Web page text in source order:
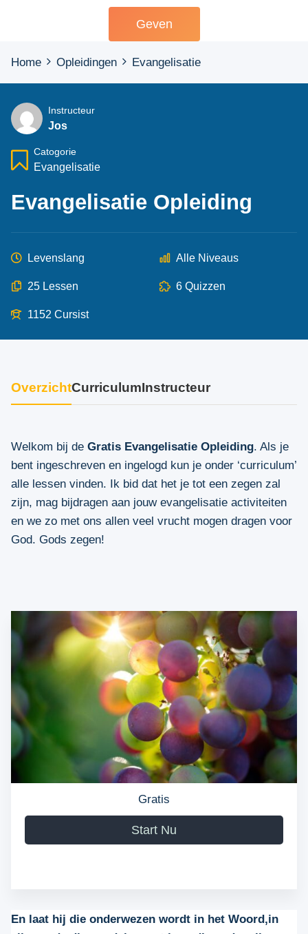
Geven
Home Opleidingen Evangelisatie
Instructeur
Jos
Catogorie
Evangelisatie
Evangelisatie Opleiding
Levenslang Alle Niveaus
25 Lessen 6 Quizzen
1152 Cursist
OverzichtCurriculumInstructeur
Welkom bij de Gratis Evangelisatie Opleiding. Als je
bent ingeschreven en ingelogd kun je onder ‘curriculum’
alle lessen vinden. Ik bid dat het je tot een zegen zal
zijn, mag bijdragen aan jouw evangelisatie activiteiten
en we zo met ons allen veel vrucht mogen dragen voor
God. Gods zegen!
Gratis
Start Nu
En laat hij die onderwezen wordt in het Woord,in